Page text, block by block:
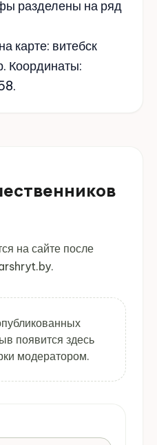
разделены на ряд
карте: витебск
Координаты:
на сайте после
появится здесь
модератором.